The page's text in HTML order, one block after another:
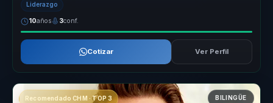
Liderazgo
10años 3conf.
Cotizar Ver Perfil
Recomendado CHM · TOP 3 BILINGÜE